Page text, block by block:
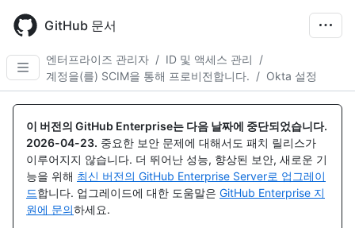
main
content
GitHub 문서
엔터프라이즈 관리자 / ID 및 액세스 관리
/
계정을(를) SCIM을 통해 프로비전합니다. / Okta 설정
이 버전의 GitHub Enterprise는 다음 날짜에 중단되었습니다.
2026-04-23. 중요한 보안 문제에 대해서도 패치 릴리스가
이루어지지 않습니다. 더 뛰어난 성능, 향상된 보안, 새로운 기
능을 위해 최신 버전의 GitHub Enterprise Server로 업그레이
드합니다. 업그레이드에 대한 도움말은 GitHub Enterprise 지
원에 문의하세요.